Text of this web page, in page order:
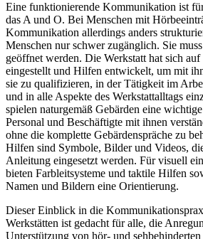
Eine funktionierende Kommunikation ist
das A und O. Bei Menschen mit
Kommunikation allerdings anders
Menschen nur schwer zugänglich. Sie
geöffnet werden. Die Werkstatt hat sich
eingestellt und Hilfen entwickelt, um mit
sie zu qualifizieren, in der Tätigkeit im
und in alle Aspekte des Werkstattalltags
spielen naturgemäß Gebärden eine
Personal und Beschäftigte mit ihnen
ohne die komplette Gebärdenspräche zu
Hilfen sind Symbole, Bilder und Videos,
Anleitung eingesetzt werden. Für visuell
bieten Farbleitsysteme und taktile Hilfen
Namen und Bildern eine Orientierung.
Dieser Einblick in die
Werkstätten ist gedacht für alle, die
Unterstützung von hör- und